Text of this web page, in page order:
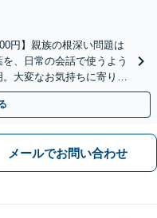
円】親族の根深い問題は
、日常の会話で使うよう
大変なお気持ちに寄り添
メールでお問い合わせ